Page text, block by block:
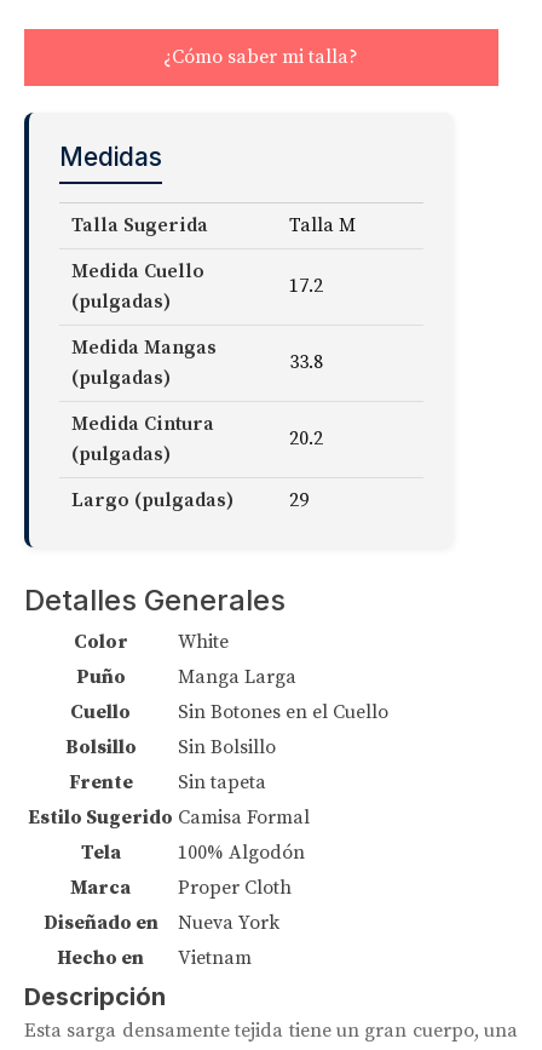
¿Cómo saber mi talla?
Medidas
Talla Sugerida
Talla M
Medida Cuello
(pulgadas)
17.2
Medida Mangas
(pulgadas)
33.8
Medida Cintura
(pulgadas)
20.2
Largo (pulgadas) 29
Detalles Generales
Color
White
Puño
Manga Larga
Cuello
Sin Botones en el Cuello
Bolsillo
Sin Bolsillo
Frente
Sin tapeta
Estilo Sugerido Camisa Formal
Tela
100% Algodón
Marca
Proper Cloth
Diseñado en
Nueva York
Hecho en
Vietnam
Descripción
Esta sarga densamente tejida tiene un gran cuerpo, una